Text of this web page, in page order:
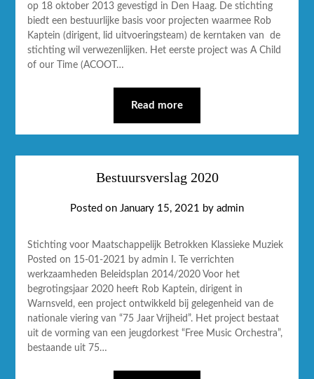
op 18 oktober 2013 gevestigd in Den Haag. De stichting
biedt een bestuurlijke basis voor projecten waarmee Rob
Kaptein (dirigent, lid uitvoeringsteam) de kerntaken van de
stichting wil verwezenlijken. Het eerste project was A Child
of our Time (ACOOT…
Read more
Bestuursverslag 2020
Posted on January 15, 2021 by admin
Stichting voor Maatschappelijk Betrokken Klassieke Muziek
Posted on 15-01-2021 by admin I. Te verrichten
werkzaamheden Beleidsplan 2014/2020 Voor het
begrotingsjaar 2020 heeft Rob Kaptein, dirigent in
Warnsveld, een project ontwikkeld bij gelegenheid van de
nationale viering van “75 Jaar Vrijheid”. Het project bestaat
uit de vorming van een jeugdorkest “Free Music Orchestra”,
bestaande uit 75…